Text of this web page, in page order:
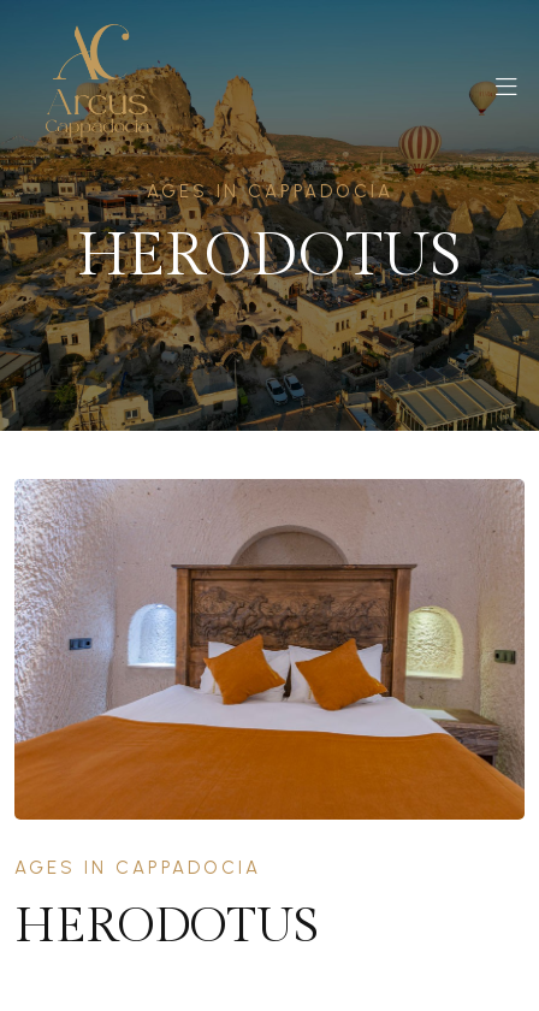
AGES IN CAPPADOCIA
HERODOTUS
AGES IN CAPPADOCIA
HERODOTUS